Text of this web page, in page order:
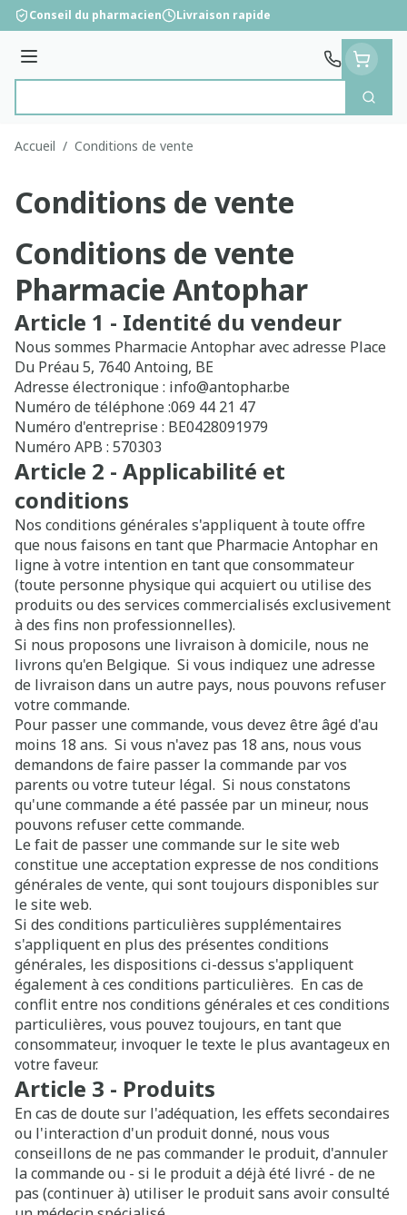
Aller au contenu
Conseil du pharmacien Livraison rapide
Menu
Accueil / Conditions de vente
Conditions de vente
Conditions de vente
Pharmacie Antophar
Article 1 - Identité du vendeur
Nous sommes Pharmacie Antophar avec adresse Place
Du Préau 5, 7640 Antoing, BE
Adresse électronique : info@antophar.be
Numéro de téléphone :069 44 21 47
Numéro d'entreprise : BE0428091979
Numéro APB : 570303
Article 2 - Applicabilité et
conditions
Nos conditions générales s'appliquent à toute offre
que nous faisons en tant que Pharmacie Antophar en
ligne à votre intention en tant que consommateur
(toute personne physique qui acquiert ou utilise des
produits ou des services commercialisés exclusivement
à des fins non professionnelles).
Si nous proposons une livraison à domicile, nous ne
livrons qu'en Belgique. Si vous indiquez une adresse
de livraison dans un autre pays, nous pouvons refuser
votre commande.
Pour passer une commande, vous devez être âgé d'au
moins 18 ans. Si vous n'avez pas 18 ans, nous vous
demandons de faire passer la commande par vos
parents ou votre tuteur légal. Si nous constatons
qu'une commande a été passée par un mineur, nous
pouvons refuser cette commande.
Le fait de passer une commande sur le site web
constitue une acceptation expresse de nos conditions
générales de vente, qui sont toujours disponibles sur
le site web.
Si des conditions particulières supplémentaires
s'appliquent en plus des présentes conditions
générales, les dispositions ci-dessus s'appliquent
également à ces conditions particulières. En cas de
conflit entre nos conditions générales et ces conditions
particulières, vous pouvez toujours, en tant que
consommateur, invoquer le texte le plus avantageux en
votre faveur.
Article 3 - Produits
En cas de doute sur l'adéquation, les effets secondaires
ou l'interaction d'un produit donné, nous vous
conseillons de ne pas commander le produit, d'annuler
la commande ou - si le produit a déjà été livré - de ne
pas (continuer à) utiliser le produit sans avoir consulté